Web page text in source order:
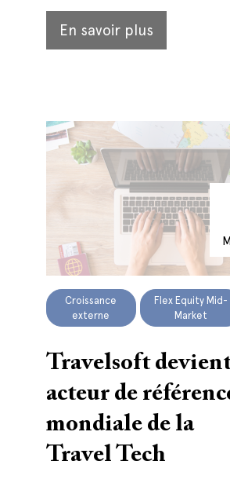
En savoir plus
Croissance
externe
Flex Equity Mid-
Market
Travelsoft
acteur de
mondiale de la
Travel Tech